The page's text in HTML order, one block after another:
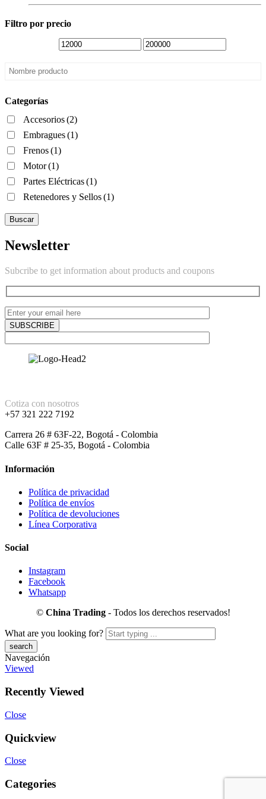
Filtro por precio
Categorías
Accesorios(2)
Embragues(1)
Frenos(1)
Motor(1)
Partes Eléctricas(1)
Retenedores y Sellos(1)
Buscar
Newsletter
Subcribe to get information about products and coupons
Cotiza con nosotros
+57 321 222 7192
Carrera 26 # 63F-22, Bogotá - Colombia
Calle 63F # 25-35, Bogotá - Colombia
Información
Política de privacidad
Política de envíos
Política de devoluciones
Línea Corporativa
Social
Instagram
Facebook
Whatsapp
© China Trading - Todos los derechos reservados!
What are you looking for?
Navegación
Viewed
Recently Viewed
Close
Quickview
Close
Categories